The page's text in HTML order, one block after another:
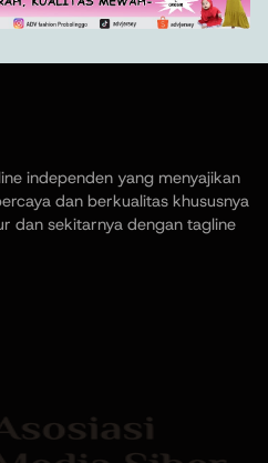
independen yang menyajikan
dan berkualitas khususnya
dan sekitarnya dengan tagline